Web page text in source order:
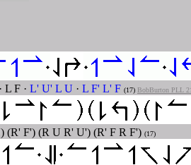
· L F · L' U' L U · L F' L' F (17) BobBurton PLL 21
(R' F') (R U R' U') (R' F R F') (17)